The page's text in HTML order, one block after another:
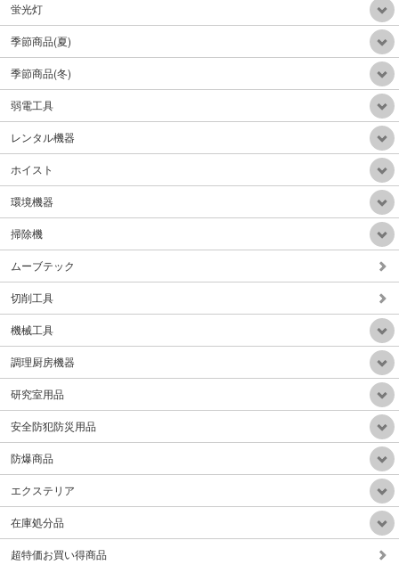
電動牽引車(電動牽引フックリフトアップ機能付)リフトアップ300Kg牽引力1.5ton
小型軽量微粉塵集塵排気装置(HEPAフィルタ付属)
蛍光灯
季節商品(夏)
季節商品(冬)
弱電工具
レンタル機器
ホイスト
環境機器
掃除機
ムーブテック
切削工具
機械工具
調理厨房機器
研究室用品
安全防犯防災用品
防爆商品
エクステリア
在庫処分品
超特価お買い得商品